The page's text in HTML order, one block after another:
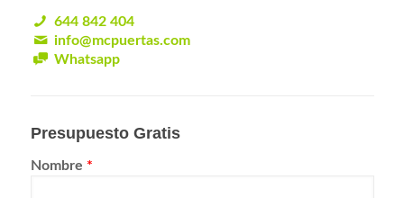
644 842 404
info@mcpuertas.com
Whatsapp
Presupuesto Gratis
Nombre *